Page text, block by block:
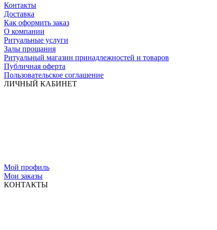
Контакты
Доставка
Как оформить заказ
О компании
Ритуальные услуги
Залы прощания
Ритуальный магазин принадлежностей и товаров
Публичная оферта
Пользовательское соглашение
ЛИЧНЫЙ КАБИНЕТ
Мой профиль
Мои заказы
КОНТАКТЫ